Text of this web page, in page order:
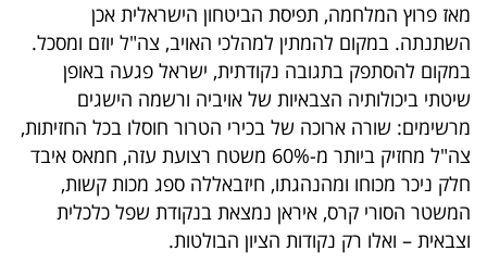
פודקאסט
40
UNDER
40
שיתופי
פעולה
מאז פרוץ המלחמה, תפיסת הביטחון הישראלית אכן
השתנתה. במקום להמתין למהלכי האויב, צה"ל יוזם ומסכל.
במקום להסתפק בתגובה נקודתית, ישראל פגעה באופן
שיטתי ביכולותיה הצבאיות של אויביה ורשמה הישגים
מרשימים: שורה ארוכה של בכירי הטרור חוסלו בכל החזיתות,
צה"ל מחזיק ביותר מ-60% משטח רצועת עזה, חמאס איבד
חלק ניכר מכוחו ומהנהגתו, חיזבאללה ספג מכות קשות,
המשטר הסורי קרס, איראן נמצאת בנקודת שפל כלכלית
וצבאית – ואלו רק נקודות הציון הבולטות.